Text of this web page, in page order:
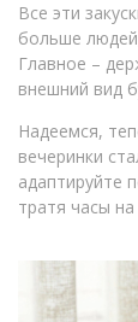
Все эти
больше
Главное –
внешний вид
Надеемся,
вечеринки
адаптируйте
тратя часы на